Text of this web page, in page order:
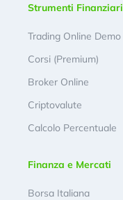
Strumenti Finanziari
Trading Online Demo
Corsi (Premium)
Broker Online
Criptovalute
Calcolo Percentuale
Finanza e Mercati
Borsa Italiana